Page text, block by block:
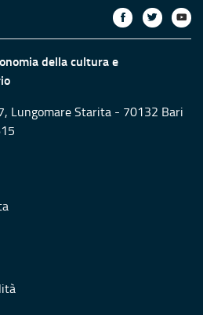
della cultura e
Lungomare Starita - 70132 Bari